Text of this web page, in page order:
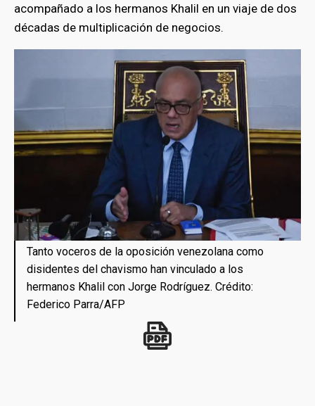
acompañado a los hermanos Khalil en un viaje de dos
décadas de multiplicación de negocios.
Tanto voceros de la oposición venezolana como
disidentes del chavismo han vinculado a los
hermanos Khalil con Jorge Rodríguez. Crédito:
Federico Parra/AFP